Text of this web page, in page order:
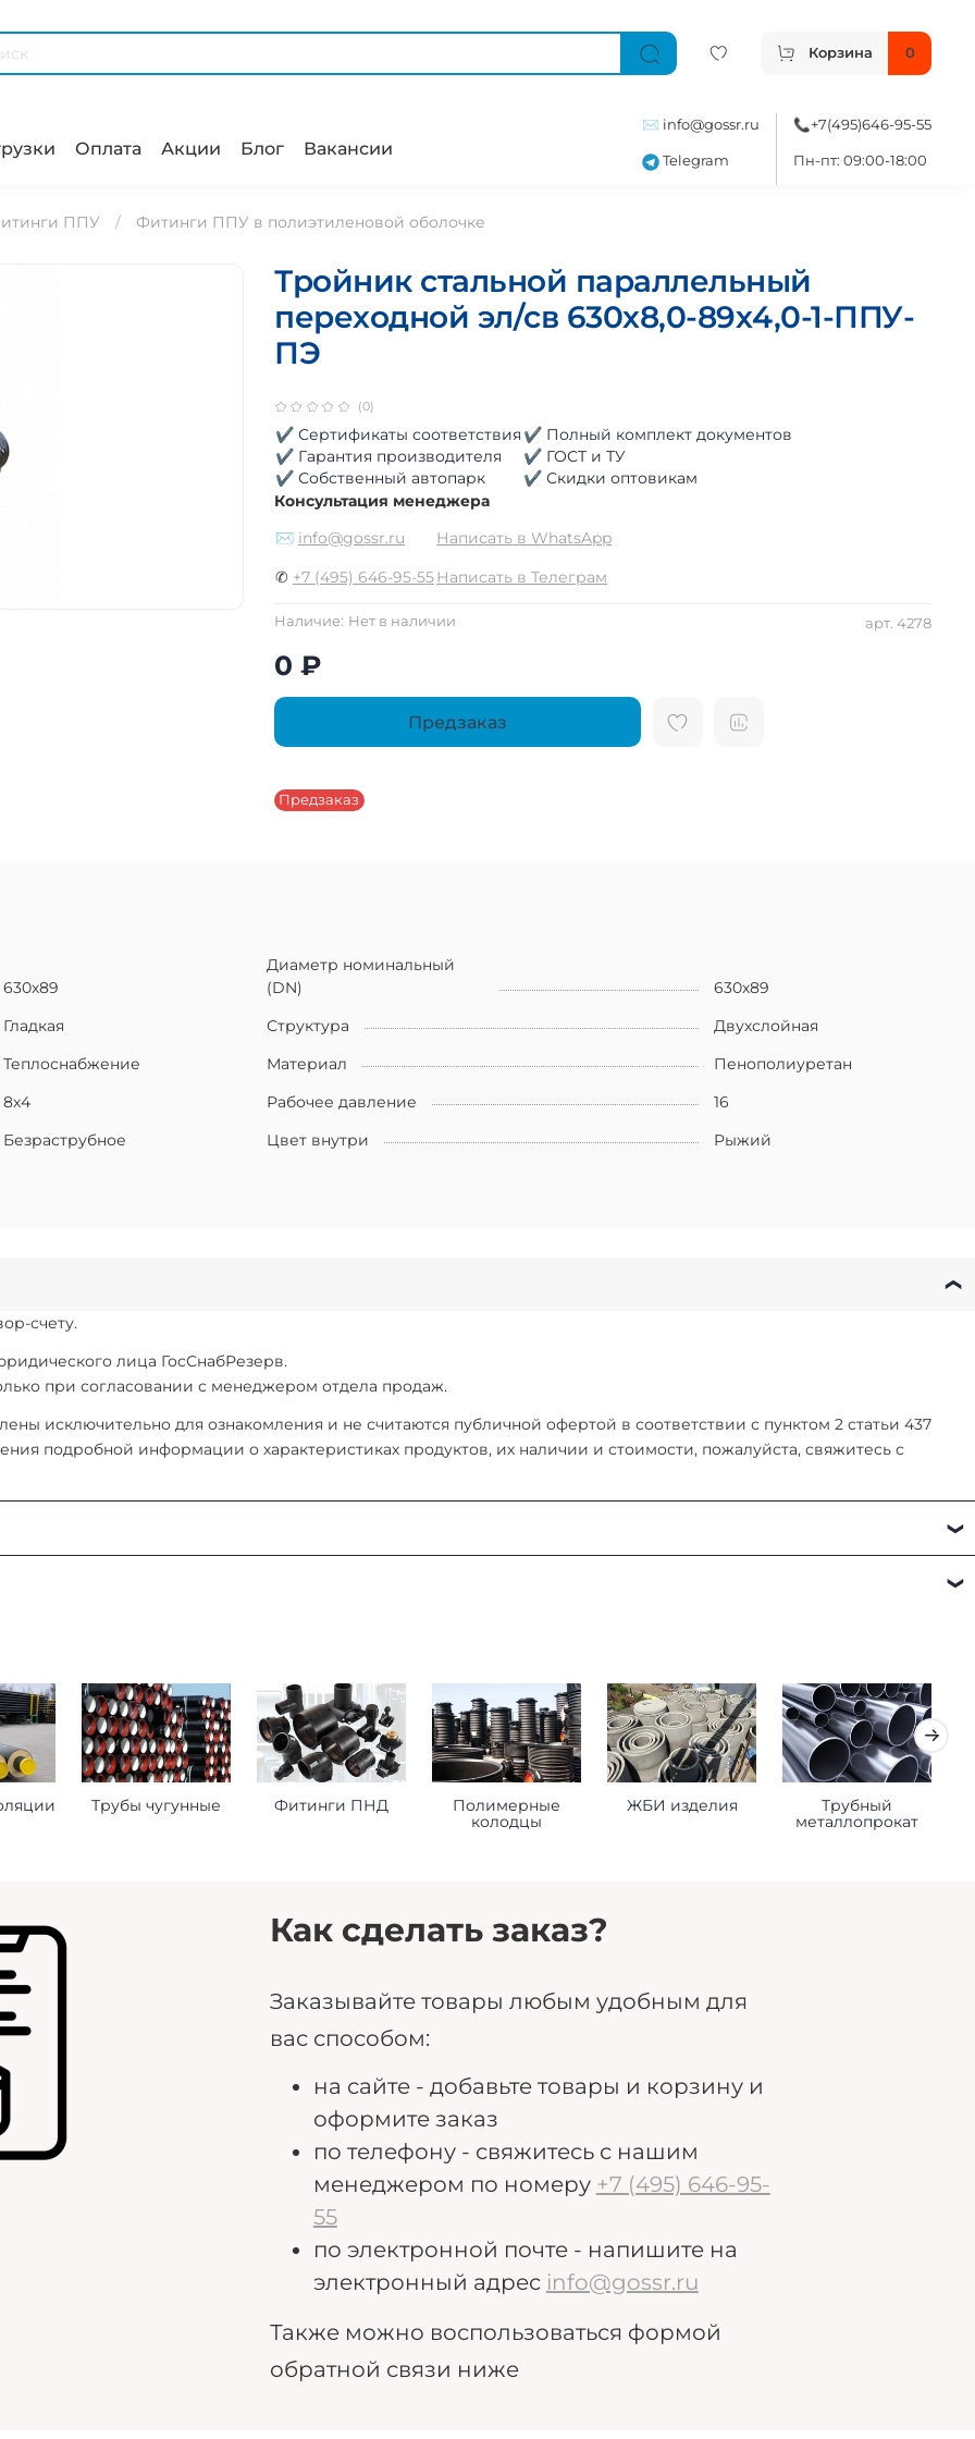
Корзина 0
Оплата Акции Блог Вакансии
✉️ info@gossr.ru
Telegram
📞+7(495)646-95-55
Пн-пт: 09:00-18:00
ППУ Фитинги ППУ в полиэтиленовой оболочке
(0)
арт. 4278
Наличие: Нет в наличии
Предзаказ
Тройник стальной параллельный
переходной эл/св 630х8,0-89х4,0-1-ППУ-
ПЭ
0 ₽
Предзаказ
✔ Сертификаты соответствия ✔ Полный комплект документов
✔ Гарантия производителя
✔ ГОСТ и ТУ
✔ Собственный автопарк
✔ Скидки оптовикам
Консультация менеджера
✉ info@gossr.ru
Написать в WhatsApp
✆ +7 (495) 646-95-55Написать в Телеграм
630х89
Диаметр номинальный
(DN)
630х89
Гладкая Структура
Двухслойная
Теплоснабжение Материал
Пенополиуретан
8х4 Рабочее давление
16
Безраструбное Цвет внутри Рыжий
счету.
лица ГосСнабРезерв.
при согласовании с менеджером отдела продаж.
исключительно для ознакомления и не считаются публичной офертой в соответствии с пунктом 2 статьи 437
подробной информации о характеристиках продуктов, их наличии и стоимости, пожалуйста, свяжитесь с
заказа
нам следующую информацию при оформлении заказа:
будет принимать груз на месте доставки.
Трубы чугунные Фитинги ПНД
Полимерные
колодцы
ЖБИ изделия
Трубный
металлопрокат
Как сделать заказ?
Заказывайте товары любым удобным для
вас способом:
на сайте - добавьте товары и корзину и
оформите заказ
по телефону - свяжитесь с нашим
менеджером по номеру +7 (495) 646-95-
55
по электронной почте - напишите на
электронный адрес info@gossr.ru
Также можно воспользоваться формой
обратной связи ниже